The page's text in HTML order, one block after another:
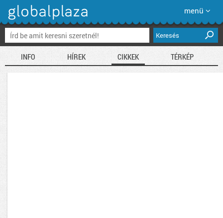
menü
Keresés
INFO HÍREK CIKKEK TÉRKÉP